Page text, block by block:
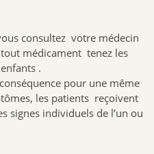
consultez votre médecin
médicament tenez les
.
pour une même
les patients reçoivent
signes individuels de l’un ou